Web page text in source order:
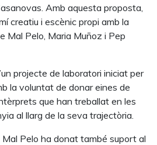
Amb aquesta proposta,
creatiu i escènic propi amb la
Mal Pelo, Maria Muñoz i Pep
projecte de laboratori iniciat per
la voluntat de donar eines de
que han treballat en les
al llarg de la seva trajectòria.
Mal Pelo ha donat també suport al